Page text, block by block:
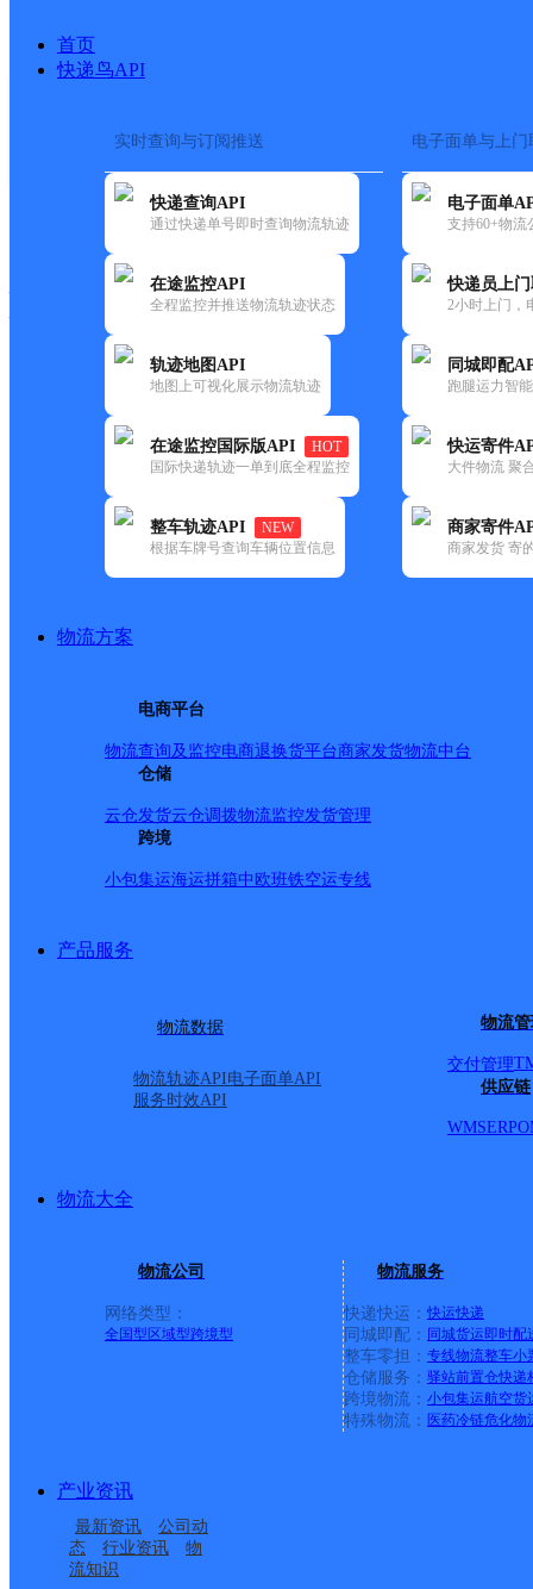
首页
快递鸟API
实时查询与订阅推送
快递查询API
通过快递单号即时查询物流轨迹
在途监控API
全程监控并推送物流轨迹状态
轨迹地图API
地图上可视化展示物流轨迹
在途监控国际版API
HOT
国际快递轨迹一单到底全程监控
整车轨迹API
NEW
根据车牌号查询车辆位置信息
电子面单与上门
电子面单
支持60+物流
快递员上
2小时上门，
同城即配
跑腿运力智
快运寄件
大件物流 聚
商家寄件
商家发货 寄
物流方案
电商平台
物流查询及监控电商退换货平台商家发货物流中台
仓储
云仓发货云仓调拨物流监控发货管理
跨境
小包集运海运拼箱中欧班铁空运专线
产品服务
物流数据
物流轨迹API电子面单API
服务时效API
物流
交付管理
供应链
WMSERP
物流大全
物流公司
网络类型：
全国型 区域型跨境型
物流服务
快递快运： 快运快递
同城即配： 同城货运即时配
整车零担： 专线物流整车小
仓储服务： 驿站前置仓快递
跨境物流： 小包集运航空货
特殊物流： 医药冷链危化物
产业资讯
最新资讯
公司动
态
行业资讯
物
流知识
快运大全 快递时效
德邦
香格里拉市上江乡合作点
更新时间：2022-07-12 00:00:00
所属快递：德邦快递
所属区域：云南省-迪庆藏族自治州-香格里拉市
网点地址：云南省迪庆藏族自治州香格里拉市上江乡
网点负责人：
迪庆香格里拉
香格里拉市金江镇合作